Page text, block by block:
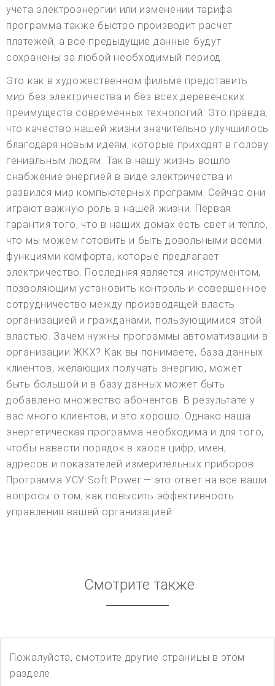
учета электроэнергии или изменении тарифа
программа также быстро производит расчет
платежей, а все предыдущие данные будут
сохранены за любой необходимый период.
Это как в художественном фильме представить
мир без электричества и без всех деревенских
преимуществ современных технологий. Это правда,
что качество нашей жизни значительно улучшилось
благодаря новым идеям, которые приходят в голову
гениальным людям. Так в нашу жизнь вошло
снабжение энергией в виде электричества и
развился мир компьютерных программ. Сейчас они
играют важную роль в нашей жизни. Первая
гарантия того, что в наших домах есть свет и тепло,
что мы можем готовить и быть довольными всеми
функциями комфорта, которые предлагает
электричество. Последняя является инструментом,
позволяющим установить контроль и совершенное
сотрудничество между производящей власть
организацией и гражданами, пользующимися этой
властью. Зачем нужны программы автоматизации в
организации ЖКХ? Как вы понимаете, база данных
клиентов, желающих получать энергию, может
быть большой и в базу данных может быть
добавлено множество абонентов. В результате у
вас много клиентов, и это хорошо. Однако наша
энергетическая программа необходима и для того,
чтобы навести порядок в хаосе цифр, имен,
адресов и показателей измерительных приборов.
Программа УСУ-Soft Power — это ответ на все ваши
вопросы о том, как повысить эффективность
управления вашей организацией.
Смотрите также
Пожалуйста, смотрите другие страницы в этом
разделе